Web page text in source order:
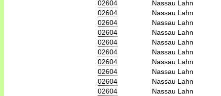
02604
Nassau Lahn
02604
Nassau Lahn
02604
Nassau Lahn
02604
Nassau Lahn
02604
Nassau Lahn
02604
Nassau Lahn
02604
Nassau Lahn
02604
Nassau Lahn
02604
Nassau Lahn
02604
Nassau Lahn